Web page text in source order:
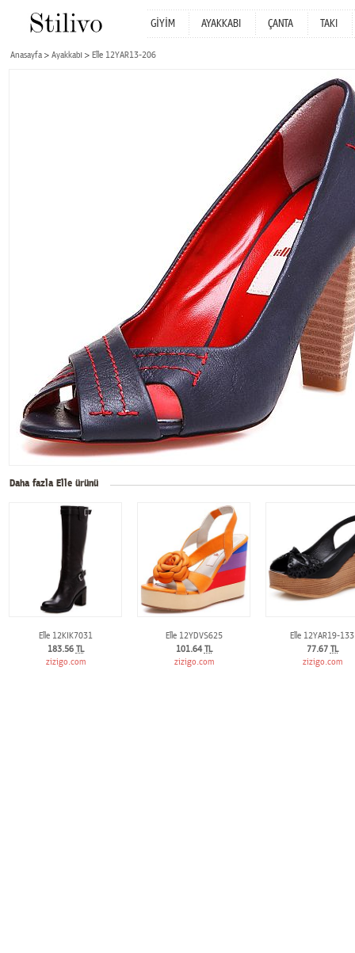
GİYİM AYAKKABI ÇANTA TAKI
Anasayfa Ayakkabı Elle 12YAR13-206
Daha fazla Elle ürünü
Elle 12KIK7031
183.56 TL
zizigo.com
Elle 12YDVS625
101.64TL
zizigo.com
Elle 12YAR19-133
77.67 TL
zizigo.com